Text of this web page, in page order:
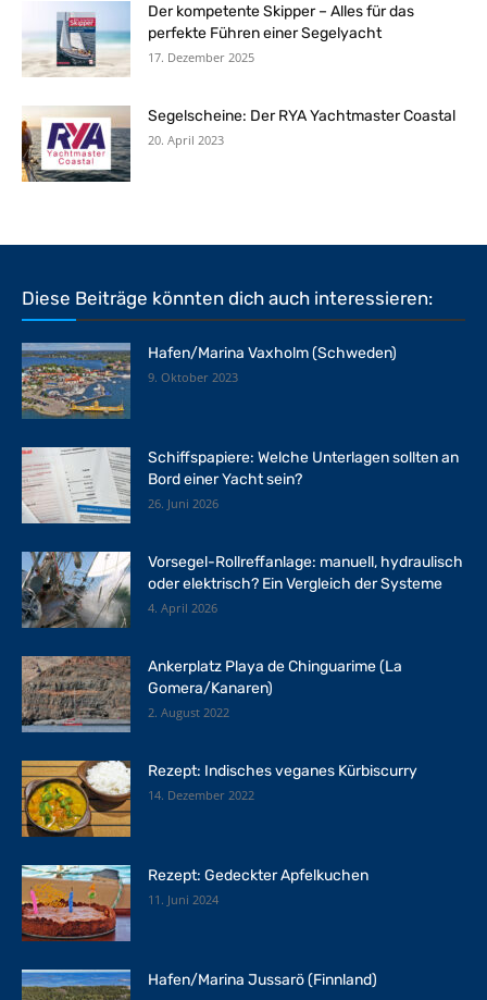
Der kompetente Skipper – Alles für das
perfekte Führen einer Segelyacht
17. Dezember 2025
Segelscheine: Der RYA Yachtmaster Coastal
20. April 2023
Diese Beiträge könnten dich auch interessieren:
Hafen/Marina Vaxholm (Schweden)
9. Oktober 2023
Schiffspapiere: Welche Unterlagen sollten an
Bord einer Yacht sein?
26. Juni 2026
Vorsegel-Rollreffanlage: manuell, hydraulisch
oder elektrisch? Ein Vergleich der Systeme
4. April 2026
Ankerplatz Playa de Chinguarime (La
Gomera/Kanaren)
2. August 2022
Rezept: Indisches veganes Kürbiscurry
14. Dezember 2022
Rezept: Gedeckter Apfelkuchen
11. Juni 2024
Hafen/Marina Jussarö (Finnland)